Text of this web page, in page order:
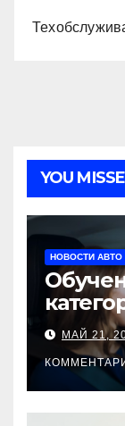
YOU
НОВОСТИ АВТО
для
МАЙ 21,